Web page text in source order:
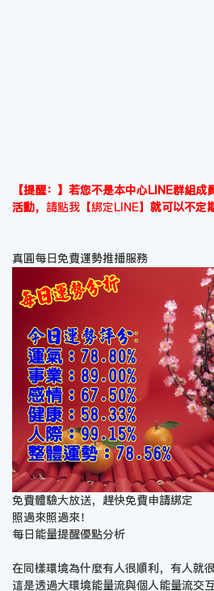
【提醒：】若您不是本中心LINE群組
活動， 請點我【綁定LINE】 就可以不定
真圓每日免費運勢推播服務
免費體驗大放送，趕快免費申請綁定
照過來照過來！
每日能量提醒優點分析
在同樣環境為什麼有人很順利，有人就
這是透過大環境能量流與個人能量流交